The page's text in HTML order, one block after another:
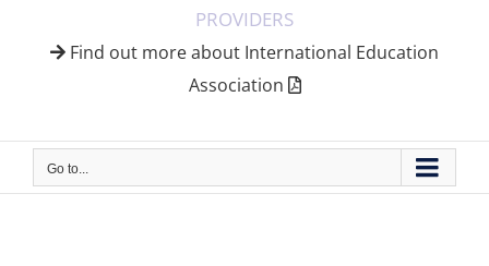
PROVIDERS
Find out more about International Education
Association
Go to...